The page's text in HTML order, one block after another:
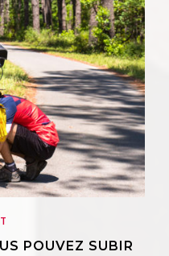
POUVEZ SUBIR